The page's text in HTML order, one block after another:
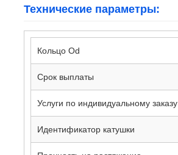
Технические параметры:
Кольцо Od
Срок выплаты
Услуги по индивидуальному заказу
Идентификатор катушки